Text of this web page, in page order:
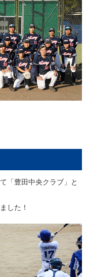
「豊田中央クラブ」と
した！